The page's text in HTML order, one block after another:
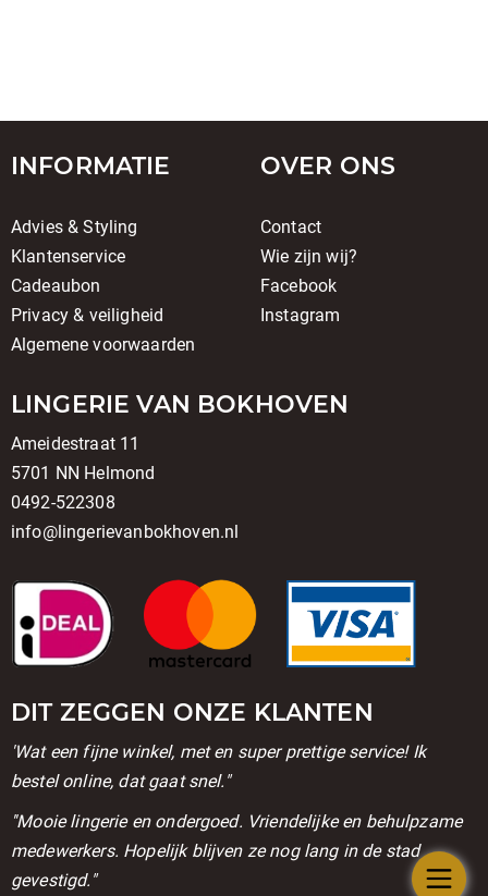
INFORMATIE
Advies & Styling
Klantenservice
Cadeaubon
Privacy & veiligheid
Algemene voorwaarden
OVER ONS
Contact
Wie zijn wij?
Facebook
Instagram
LINGERIE VAN BOKHOVEN
Ameidestraat 11
5701 NN Helmond
0492-522308
info@lingerievanbokhoven.nl
DIT ZEGGEN ONZE KLANTEN
'Wat een fijne winkel, met en super prettige service! Ik
bestel online, dat gaat snel."
''Mooie lingerie en ondergoed. Vriendelijke en behulpzame
medewerkers. Hopelijk blijven ze nog lang in de stad
gevestigd."